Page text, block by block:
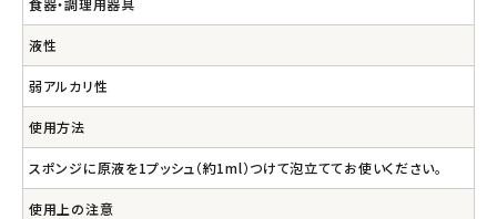
液性
弱アルカリ性
使用方法
スポンジに原液を1プッシュ（約1ml）つけて泡立ててお使いください。
使用上の注意